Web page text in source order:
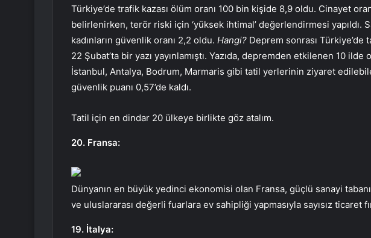
Türkiye’de trafik kazası ölüm oranı 100 bin kişide 8,9 oldu. Cinayet
belirlenirken, terör riski için ‘yüksek ihtimal’ değerlendirmesi yapıldı.
kadınların güvenlik oranı 2,2 oldu. Hangi? Deprem sonrası
22 Şubat’ta bir yazı yayınlamıştı. Yazıda, depremden etkilenen 10
İstanbul, Antalya, Bodrum, Marmaris gibi tatil yerlerinin ziyaret
güvenlik puanı 0,57’de kaldı.
Tatil için en dindar 20 ülkeye birlikte göz atalım.
20. Fransa:
Dünyanın en büyük yedinci ekonomisi olan Fransa, güçlü sanayi
ve uluslararası değerli fuarlara ev sahipliği yapmasıyla sayısız ticaret
19. İtalya: